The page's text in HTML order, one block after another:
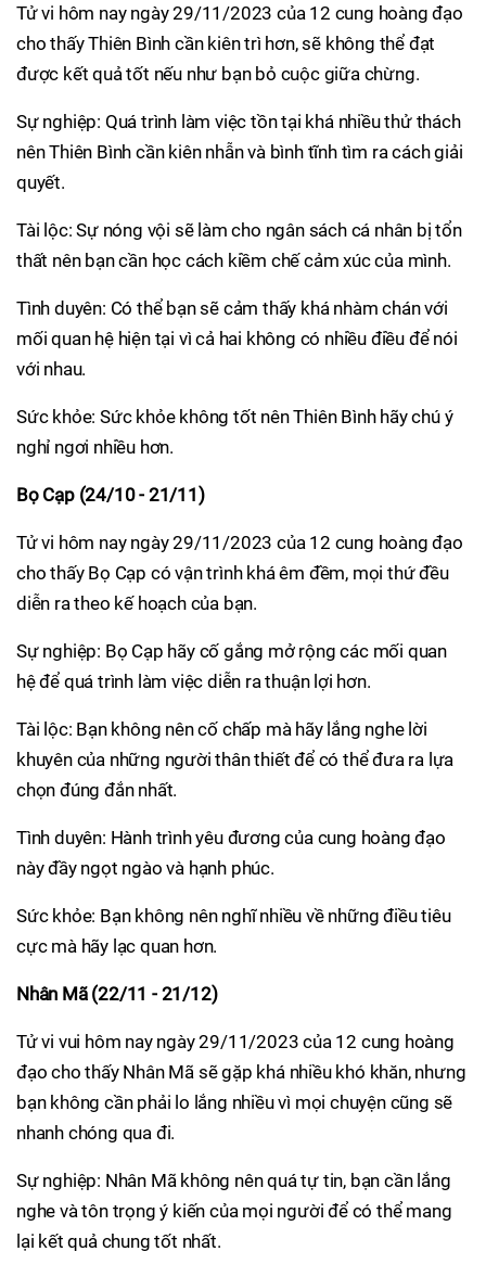
Tử vi hôm nay ngày 29/11/2023 của 12 cung hoàng đạo
cho thấy Thiên Bình cần kiên trì hơn, sẽ không thể đạt
được kết quả tốt nếu như bạn bỏ cuộc giữa chừng.
Sự nghiệp: Quá trình làm việc tồn tại khá nhiều thử thách
nên Thiên Bình cần kiên nhẫn và bình tĩnh tìm ra cách giải
quyết.
Tài lộc: Sự nóng vội sẽ làm cho ngân sách cá nhân bị tổn
thất nên bạn cần học cách kiềm chế cảm xúc của mình.
Tình duyên: Có thể bạn sẽ cảm thấy khá nhàm chán với
mối quan hệ hiện tại vì cả hai không có nhiều điều để nói
với nhau.
Sức khỏe: Sức khỏe không tốt nên Thiên Bình hãy chú ý
nghỉ ngơi nhiều hơn.
Bọ Cạp (24/10 - 21/11)
Tử vi hôm nay ngày 29/11/2023 của 12 cung hoàng đạo
cho thấy Bọ Cạp có vận trình khá êm đềm, mọi thứ đều
diễn ra theo kế hoạch của bạn.
Sự nghiệp: Bọ Cạp hãy cố gắng mở rộng các mối quan
hệ để quá trình làm việc diễn ra thuận lợi hơn.
Tài lộc: Bạn không nên cố chấp mà hãy lắng nghe lời
khuyên của những người thân thiết để có thể đưa ra lựa
chọn đúng đắn nhất.
Tình duyên: Hành trình yêu đương của cung hoàng đạo
này đầy ngọt ngào và hạnh phúc.
Sức khỏe: Bạn không nên nghĩ nhiều về những điều tiêu
cực mà hãy lạc quan hơn.
Nhân Mã (22/11 - 21/12)
Tử vi vui hôm nay ngày 29/11/2023 của 12 cung hoàng
đạo cho thấy Nhân Mã sẽ gặp khá nhiều khó khăn, nhưng
bạn không cần phải lo lắng nhiều vì mọi chuyện cũng sẽ
nhanh chóng qua đi.
Sự nghiệp: Nhân Mã không nên quá tự tin, bạn cần lắng
nghe và tôn trọng ý kiến của mọi người để có thể mang
lại kết quả chung tốt nhất.